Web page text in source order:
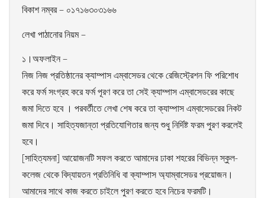
বিকাশ নম্বর – ০১৭১৬৩০৩১৬৬
লেখা পাঠানোর নিয়ম –
১।অফলাইন –
নিজ নিজ প্রতিষ্ঠানের ক্যাম্পাস এম্বাসেডর থেকে রেজিস্ট্রেশন ফি পরিশোধ
করে ফর্ম সংগ্রহ করে ফর্ম পূরণ করে তা সেই ক্যাম্পাস এম্বাসেডরের কাছে
জমা দিতে হবে । পরবর্তীতে লেখা শেষ করে তা ক্যাম্পাস এম্বাসেডরের নিকট
জমা দিবে। সাহিত্যজান্তা প্রতিযোগিতার জন্য শুধু নির্দিষ্ট ফরম পুরণ করলেই
হবে।
[সাহিত্যমনা] আয়োজনটি সফল করতে আমাদের ঢাকা শহরের বিভিন্ন স্কুল-
কলেজ থেকে বিদ্যায়তন প্রতিনিধি বা ক্যাম্পাস অ্যাম্বাসেডর প্রয়োজন।
আমাদের সাথে কাজ করতে চাইলে পুরণ করতে হবে নিচের ফরমটি।